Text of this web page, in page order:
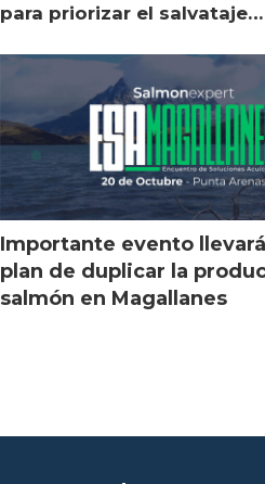
para priorizar el salvataje
Importante evento
plan de duplicar la
salmón en Magallanes